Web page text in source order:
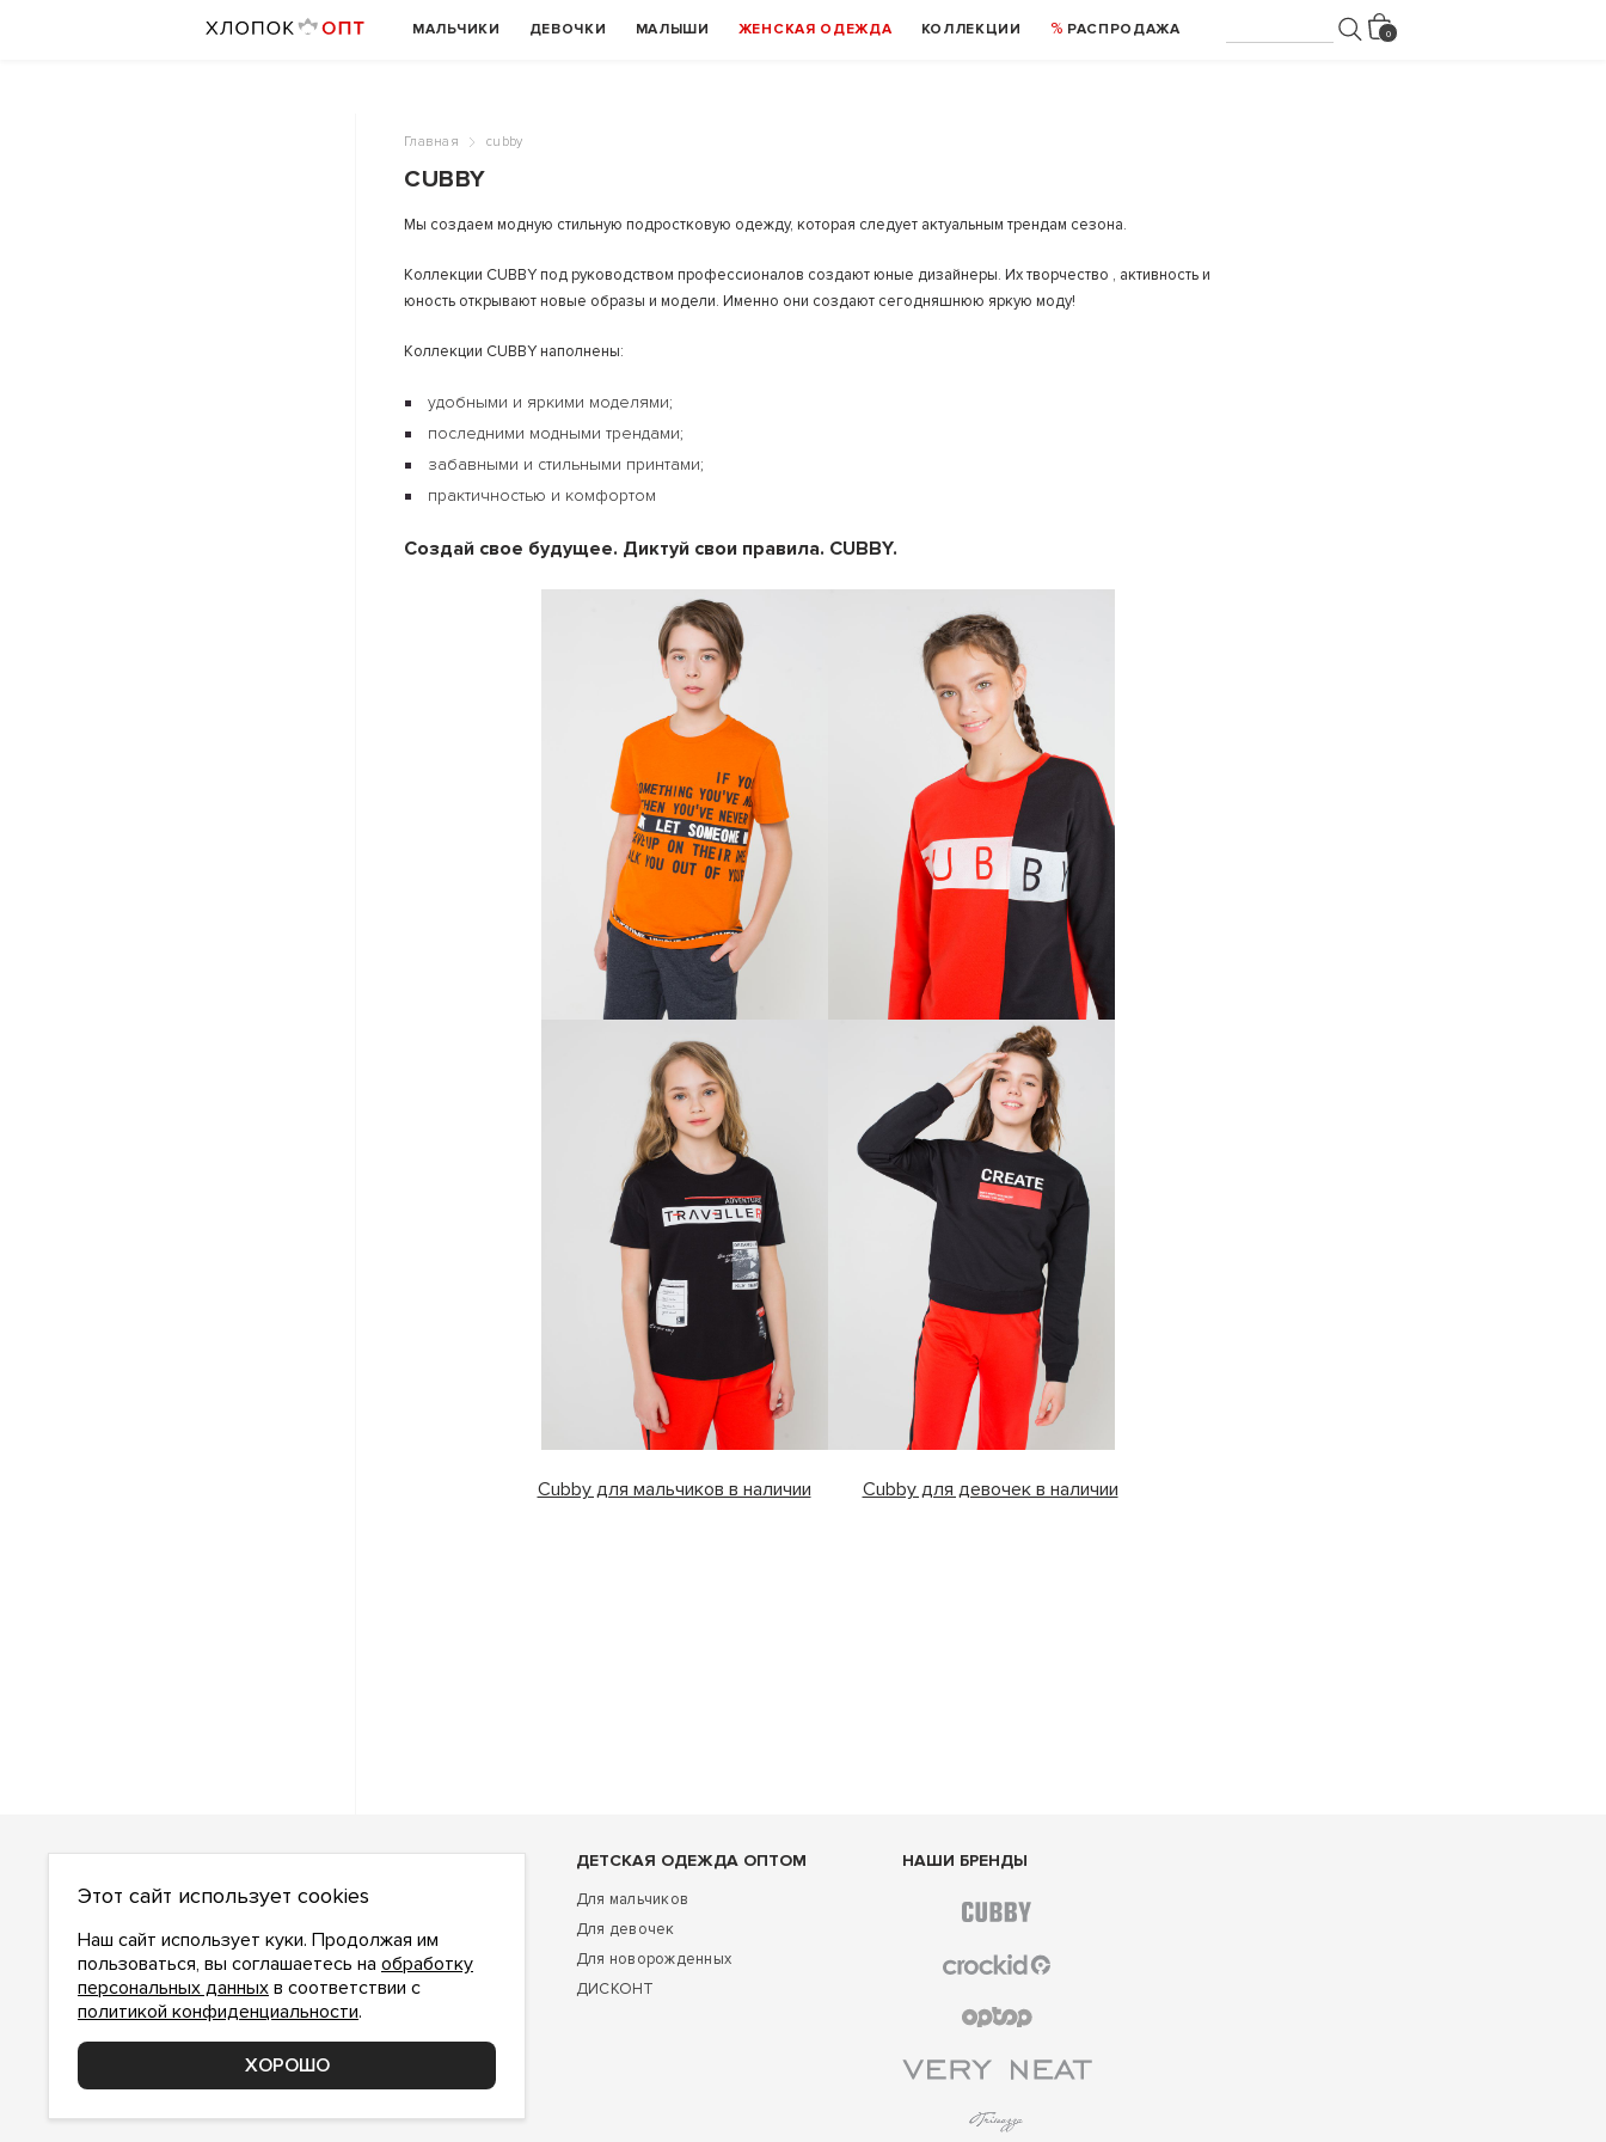
МАЛЬЧИКИ ДЕВОЧКИ МАЛЫШИ ЖЕНСКАЯ ОДЕЖДА КОЛЛЕКЦИИ РАСПРОДАЖА
Главная cubby
CUBBY
Мы создаем модную стильную подростковую одежду, которая следует актуальным трендам сезона.
Коллекции CUBBY под руководством профессионалов создают юные дизайнеры. Их творчество , активность и
юность открывают новые образы и модели. Именно они создают сегодняшнюю яркую моду!
Коллекции CUBBY наполнены:
удобными и яркими моделями;
последними модными трендами;
забавными и стильными принтами;
практичностью и комфортом
Создай свое будущее. Диктуй свои правила. CUBBY.
Cubby для мальчиков в наличии Cubby для девочек в наличии
О НАС
О компании
Как сделать заказ
Условия работы
Доставка и оплата
Возврат
ДЕТСКАЯ ОДЕЖДА ОПТОМ
Для мальчиков
Для девочек
Для новорожденных
ДИСКОНТ
НАШИ БРЕНДЫ
Этот сайт использует cookies
Наш сайт использует куки. Продолжая им
пользоваться, вы соглашаетесь на обработку
персональных данных в соответствии с
политикой конфиденциальности.
ХОРОШО